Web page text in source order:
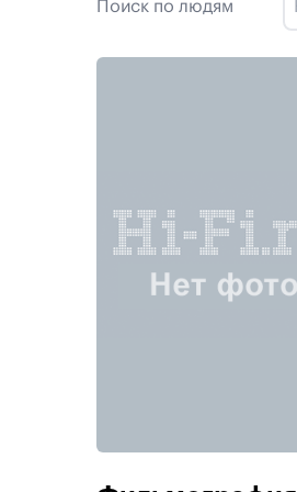
Поиск по людям